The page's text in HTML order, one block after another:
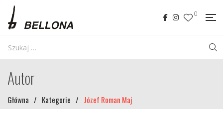
0
Autor
Główna / Kategorie / Józef Roman Maj